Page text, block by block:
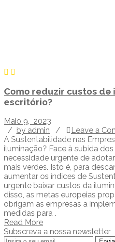
Como reduzir custos de
escritório?
Maio 9, 2023
/ by admin /
Leave a
A Sustentabilidade nas
iluminação? Face à subida
necessidade urgente de
mais verdes. Isto é, para
aumentar os índices de
urgente baixar custos da
disso, as metas europeias
obrigam as empresas a
medidas para .
Read More
Subscreva a nossa newsletter